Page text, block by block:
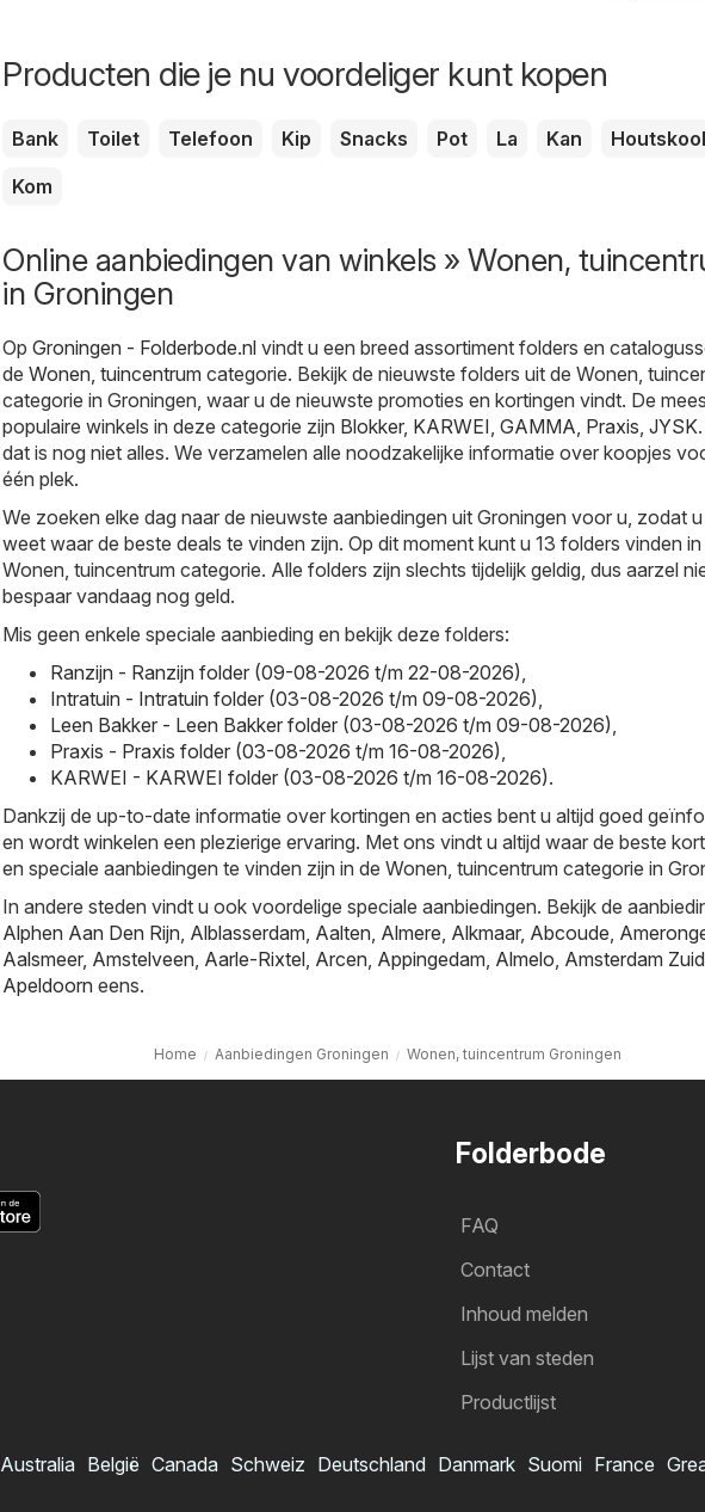
Producten die je nu voordeliger kunt kopen
Bank Toilet Telefoon Kip Snacks Pot La Kan
Houtskool
Kom
Online aanbiedingen van winkels » Wonen,
in Groningen
Op Groningen - Folderbode.nl vindt u een breed assortiment folders en
de Wonen, tuincentrum categorie. Bekijk de nieuwste folders uit de Wonen,
categorie in Groningen, waar u de nieuwste promoties en kortingen vindt. De
populaire winkels in deze categorie zijn Blokker, KARWEI, GAMMA, Praxis, JYSK
dat is nog niet alles. We verzamelen alle noodzakelijke informatie over koopjes
één plek.
We zoeken elke dag naar de nieuwste aanbiedingen uit Groningen voor u, zodat
weet waar de beste deals te vinden zijn. Op dit moment kunt u 13 folders vinden
Wonen, tuincentrum categorie. Alle folders zijn slechts tijdelijk geldig, dus aarzel
bespaar vandaag nog geld.
Mis geen enkele speciale aanbieding en bekijk deze folders:
Ranzijn - Ranzijn folder (09-08-2026 t/m 22-08-2026),
Intratuin - Intratuin folder (03-08-2026 t/m 09-08-2026),
Leen Bakker - Leen Bakker folder (03-08-2026 t/m 09-08-2026),
Praxis - Praxis folder (03-08-2026 t/m 16-08-2026),
KARWEI - KARWEI folder (03-08-2026 t/m 16-08-2026).
Dankzij de up-to-date informatie over kortingen en acties bent u altijd goed
en wordt winkelen een plezierige ervaring. Met ons vindt u altijd waar de beste
en speciale aanbiedingen te vinden zijn in de Wonen, tuincentrum categorie in
In andere steden vindt u ook voordelige speciale aanbiedingen. Bekijk de
Alphen Aan Den Rijn, Alblasserdam, Aalten, Almere, Alkmaar, Abcoude,
Aalsmeer, Amstelveen, Aarle-Rixtel, Arcen, Appingedam, Almelo, Amsterdam
Apeldoorn eens.
Home Aanbiedingen Groningen Wonen, tuincentrum Groningen
Folderbode
FAQ
Contact
Inhoud melden
Lijst van steden
Productlijst
Australia België Canada Schweiz Deutschland Danmark Suomi France